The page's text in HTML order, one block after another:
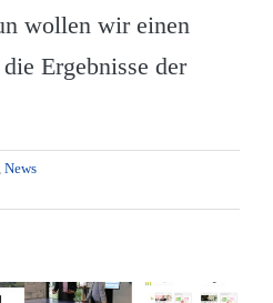
wollen wir einen
Ergebnisse der
News